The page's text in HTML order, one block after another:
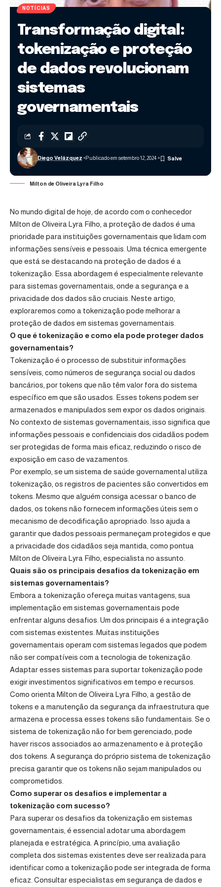
NOTÍCIAS
Transformação digital:
tokenização e proteção
de dados revolucionam
sistemas
governamentais
Diego Velázquez Publicado em setembro 12, 2024
Milton de Oliveira Lyra Filho
No mundo digital de hoje, de acordo com o conhecedor
Milton de Oliveira Lyra Filho, a proteção de dados é uma
prioridade para instituições governamentais que lidam com
informações sensíveis e pessoais. Uma técnica emergente
que está se destacando na proteção de dados é a
tokenização. Essa abordagem é especialmente relevante
para sistemas governamentais, onde a segurança e a
privacidade dos dados são cruciais. Neste artigo,
exploraremos como a tokenização pode melhorar a
proteção de dados em sistemas governamentais.
O que é tokenização e como ela pode proteger dados
governamentais?
Tokenização é o processo de substituir informações
sensíveis, como números de segurança social ou dados
bancários, por tokens que não têm valor fora do sistema
específico em que são usados. Esses tokens podem ser
armazenados e manipulados sem expor os dados originais.
No contexto de sistemas governamentais, isso significa que
informações pessoais e confidenciais dos cidadãos podem
ser protegidas de forma mais eficaz, reduzindo o risco de
exposição em caso de vazamentos.
Por exemplo, se um sistema de saúde governamental utiliza
tokenização, os registros de pacientes são convertidos em
tokens. Mesmo que alguém consiga acessar o banco de
dados, os tokens não fornecem informações úteis sem o
mecanismo de decodificação apropriado. Isso ajuda a
garantir que dados pessoais permaneçam protegidos e que
a privacidade dos cidadãos seja mantida, como pontua
Milton de Oliveira Lyra Filho, especialista no assunto.
Quais são os principais desafios da tokenização em
sistemas governamentais?
Embora a tokenização ofereça muitas vantagens, sua
implementação em sistemas governamentais pode
enfrentar alguns desafios. Um dos principais é a integração
com sistemas existentes. Muitas instituições
governamentais operam com sistemas legados que podem
não ser compatíveis com a tecnologia de tokenização.
Adaptar esses sistemas para suportar tokenização pode
exigir investimentos significativos em tempo e recursos.
Como orienta Milton de Oliveira Lyra Filho, a gestão de
tokens e a manutenção da segurança da infraestrutura que
armazena e processa esses tokens são fundamentais. Se o
sistema de tokenização não for bem gerenciado, pode
haver riscos associados ao armazenamento e à proteção
dos tokens. A segurança do próprio sistema de tokenização
precisa garantir que os tokens não sejam manipulados ou
comprometidos.
Como superar os desafios e implementar a
tokenização com sucesso?
Para superar os desafios da tokenização em sistemas
governamentais, é essencial adotar uma abordagem
planejada e estratégica. A princípio, uma avaliação
completa dos sistemas existentes deve ser realizada para
identificar como a tokenização pode ser integrada de forma
eficaz. Consultar especialistas em segurança de dados e